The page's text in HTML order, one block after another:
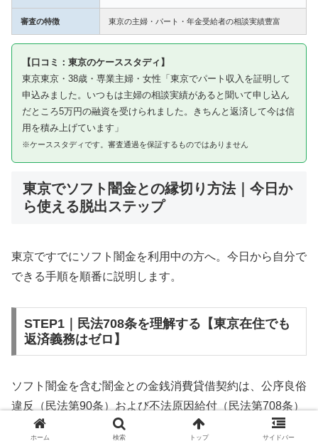
審査の特徴 東京の主婦・パート・年金受給者の相談実績豊富
【口コミ：東京のケーススタディ】
東京東京・38歳・専業主婦・女性「東京でパート収入を証明して
申込みました。いつもは主婦の相談実績があると聞いて申し込ん
だところ5万円の融資を受けられました。きちんと返済して今は信
用を積み上げています」
※ケーススタディです。審査通過を保証するものではありません
東京でソフト闇金との縁切り方法｜今日か
ら使える脱出ステップ
東京ですでにソフト闇金を利用中の方へ。今日から自分で
できる手順を順番に説明します。
STEP1｜民法708条を理解する【東京在住でも
返済義務はゼロ】
ソフト闇金を含む闇金との金銭消費貸借契約は、公序良俗
違反（民法第90条）および不法原因給付（民法第708条）
に該当するため、法的には無効です。東京在住であっても
ホーム 検索 トップ サイドバー